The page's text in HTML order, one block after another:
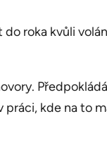
roka kvůli
kde na to